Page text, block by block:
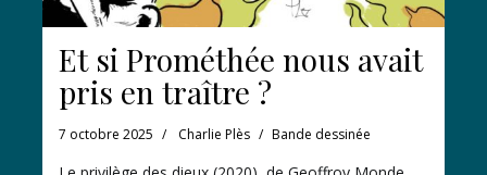
Et si Prométhée nous avait
pris en traître ?
7 octobre 2025 Charlie Plès Bande dessinée